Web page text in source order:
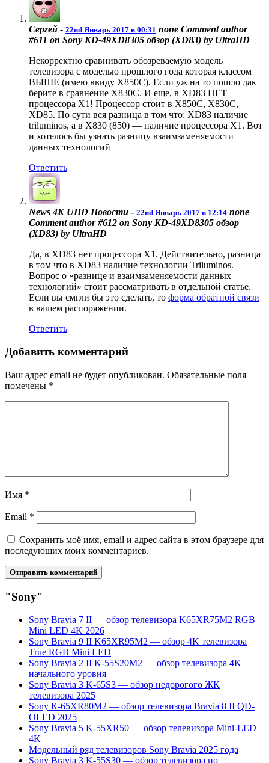
Сергей - 22nd Январь 2017 в 00:31 none Comment author
#611 on Sony KD-49XD8305 обзор (XD83) by UltraHD
Некорректно сравнивать обозреваемую модель
телевизора с моделью прошлого года которая классом
ВЫШЕ (имею ввиду X850C). Если уж на то пошло дак
берите в сравнение X830C. И еще, в XD83 НЕТ
процессора X1! Процессор стоит в X850C, X830C,
XD85. По сути вся разница в том что: XD83 наличие
triluminos, а в X830 (850) — наличие процессора X1. Вот
и хотелось бы узнать разницу взаимзаменяемости
данных технологий
Ответить
News 4K UHD Новости - 22nd Январь 2017 в 12:14 none
Comment author #612 on Sony KD-49XD8305 обзор
(XD83) by UltraHD
Да, в XD83 нет процессора X1. Действительно, разница
в том что в XD83 наличие технологии Triluminos.
Вопрос о «разнице и взаимзаменяемости данных
технологий» стоит рассматривать в отдельной статье.
Если вы смгли бы это сделать, то форма обратной связи
в вашем распоряжении.
Ответить
Добавить комментарий
Ваш адрес email не будет опубликован. Обязательные поля
помечены *
Имя *
Email *
Сохранить моё имя, email и адрес сайта в этом браузере для
последующих моих комментариев.
"Sony"
Sony Bravia 7 II — обзор телевизора K65XR75M2 RGB
Mini LED 4K 2026
Sony Bravia 9 II K65XR95M2 — обзор 4K телевизора
True RGB Mini LED
Sony Bravia 2 II K-55S20M2 — обзор телевизора 4K
начального уровня
Sony Bravia 3 K-65S3 — обзор недорогого ЖК
телевизора 2025
Sony К-65ХR80М2 — обзор телевизора Bravia 8 II QD-
OLED 2025
Sony Bravia 5 K-55XR50 — обзор телевизора Mini-LED
4K
Модельный ряд телевизоров Sony Bravia 2025 года
Sony Bravia 3 K-55S30 — обзор телевизора по